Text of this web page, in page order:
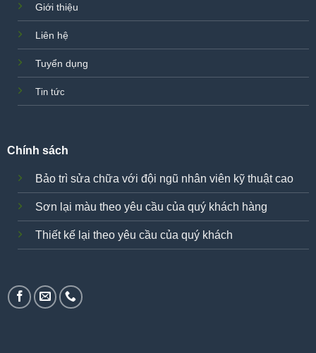
Giới thiệu
Liên hệ
Tuyển dụng
Tin tức
Chính sách
Bảo trì sửa chữa với đội ngũ nhân viên kỹ thuật cao
Sơn lại màu theo yêu cầu của quý khách hàng
Thiết kế lại theo yêu cầu của quý khách